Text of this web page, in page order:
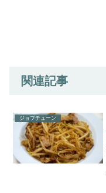
関連記事
ジョブチューン